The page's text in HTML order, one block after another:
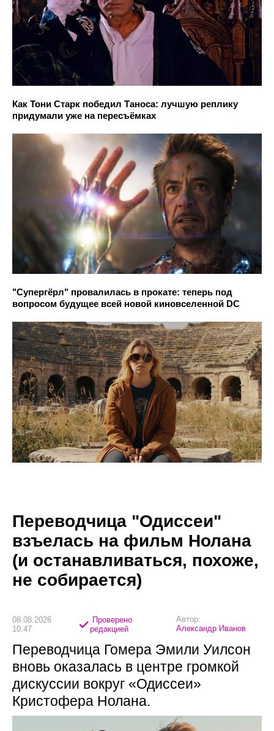
Как Тони Старк победил Таноса: лучшую реплику
придумали уже на пересъёмках
"Супергёрл" провалилась в прокате: теперь под
вопросом будущее всей новой киновселенной DC
Переводчица "Одиссеи"
взъелась на фильм Нолана
(и останавливаться, похоже,
не собирается)
08.08.2026
10:47
Проверено
редакцией
Автор:
Александр Иванов
Переводчица Гомера Эмили Уилсон
вновь оказалась в центре громкой
дискуссии вокруг «Одиссеи»
Кристофера Нолана.